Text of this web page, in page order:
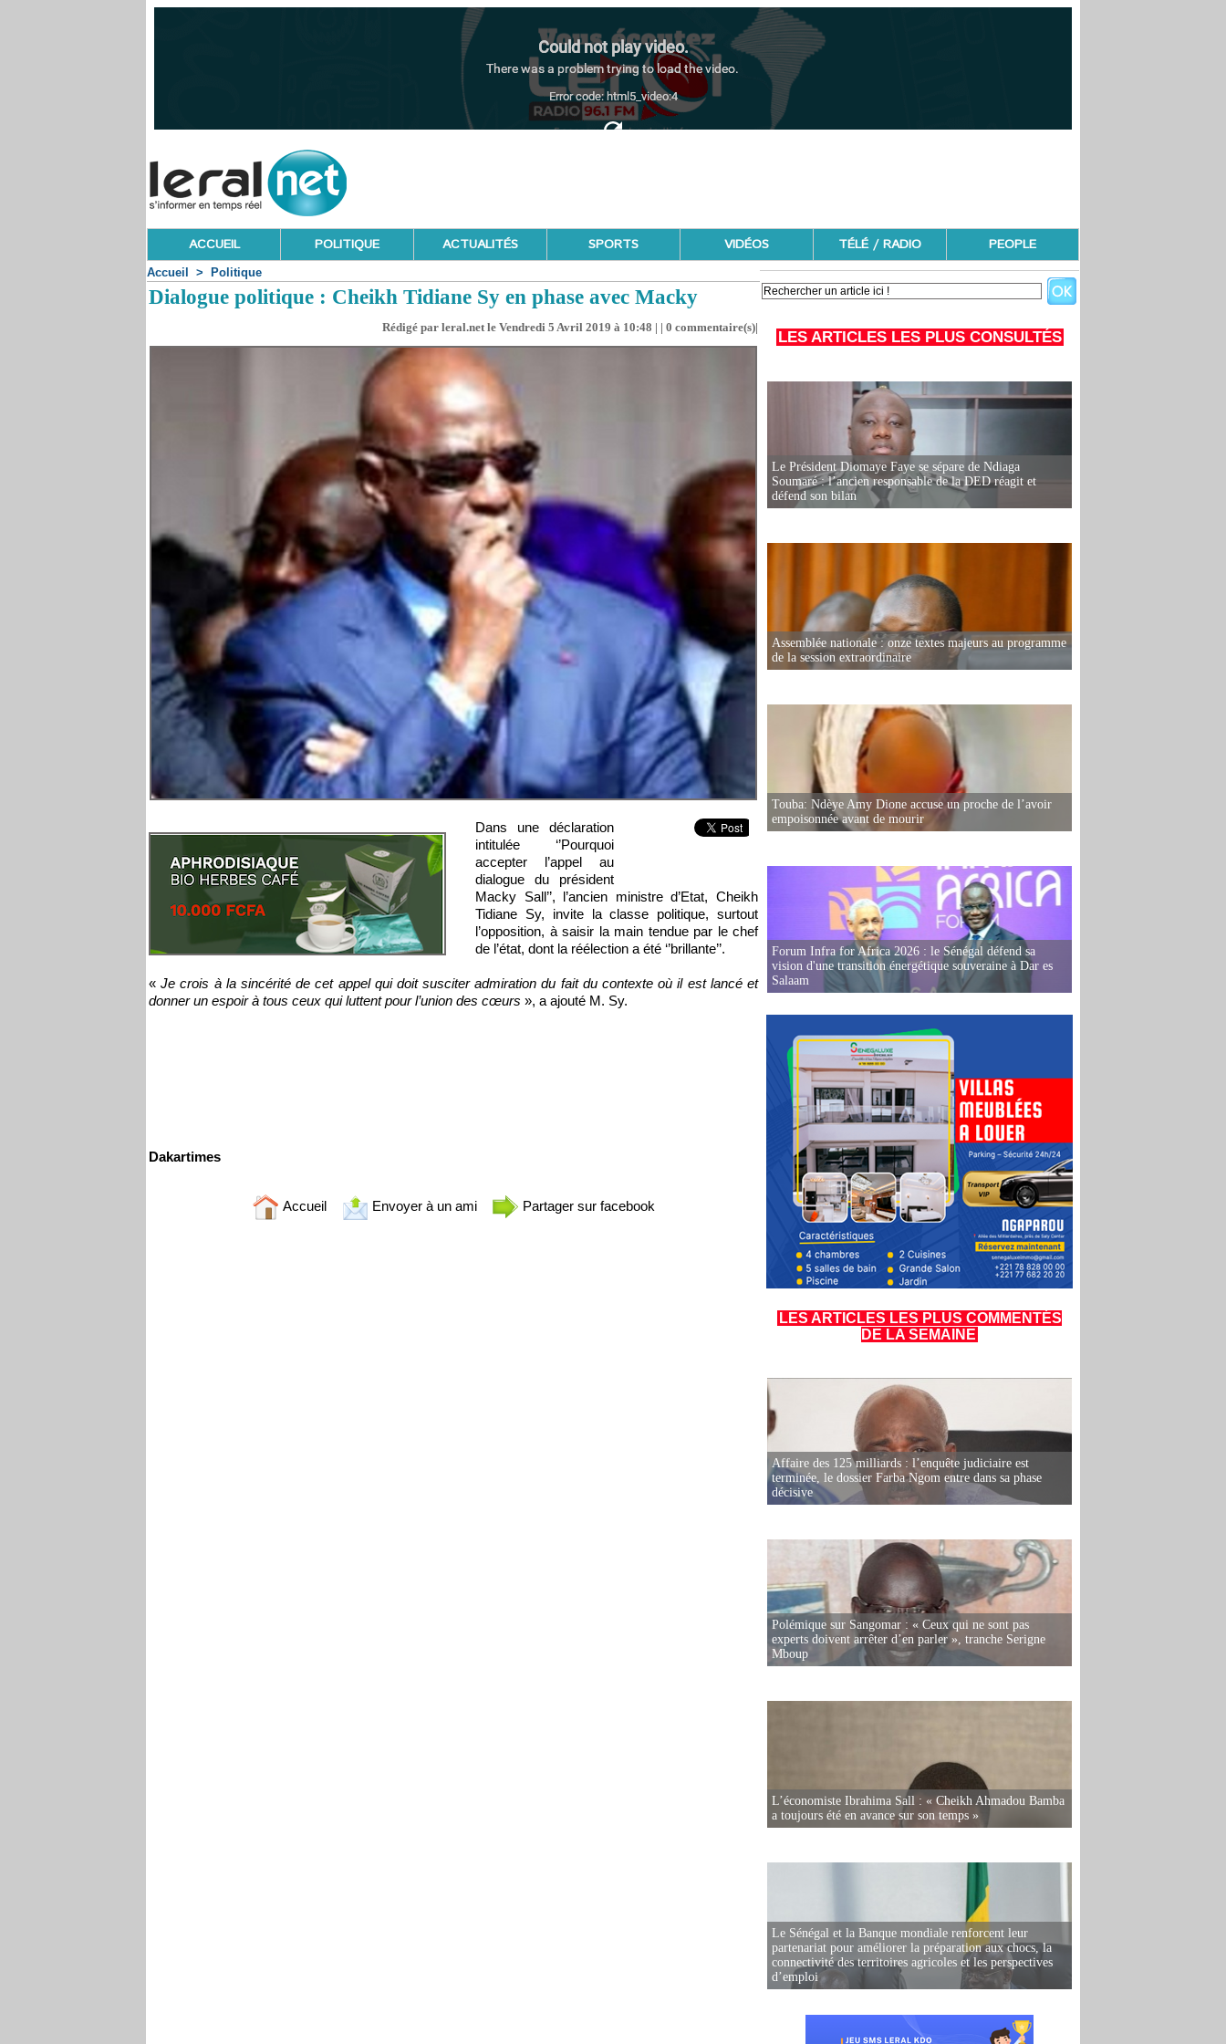
ACCUEIL POLITIQUE ACTUALITÉS SPORTS VIDÉOS TÉLÉ / RADIO PEOPLE
Accueil > Politique
Dialogue politique : Cheikh Tidiane Sy en phase avec Macky
Rédigé par leral.net le Vendredi 5 Avril 2019 à 10:48 | | 0 commentaire(s)|
Dans une déclaration
intitulée ‘’Pourquoi
accepter l’appel au
dialogue du président
Macky Sall’’, l’ancien ministre d’Etat, Cheikh
Tidiane Sy, invite la classe politique, surtout
l’opposition, à saisir la main tendue par le chef
de l’état, dont la réélection a été ‘’brillante’’.
«Je crois à la sincérité de cet appel qui doit susciter admiration du fait du contexte où il est lancé et
donner un espoir à tous ceux qui luttent pour l’union des cœurs », a ajouté M. Sy.
Dakartimes
Accueil Envoyer à un ami Partager sur facebook
LES ARTICLES LES PLUS CONSULTÉS
Le Président Diomaye Faye se sépare de Ndiaga
Soumaré : l’ancien responsable de la DED réagit et
défend son bilan
Assemblée nationale : onze textes majeurs au programme
de la session extraordinaire
Touba: Ndèye Amy Dione accuse un proche de l’avoir
empoisonnée avant de mourir
Forum Infra for Africa 2026 : le Sénégal défend sa
vision d'une transition énergétique souveraine à Dar es
Salaam
LES ARTICLES LES PLUS COMMENTÉS
DE LA SEMAINE
Affaire des 125 milliards : l’enquête judiciaire est
terminée, le dossier Farba Ngom entre dans sa phase
décisive
Polémique sur Sangomar : « Ceux qui ne sont pas
experts doivent arrêter d’en parler », tranche Serigne
Mboup
L’économiste Ibrahima Sall : « Cheikh Ahmadou Bamba
a toujours été en avance sur son temps »
Le Sénégal et la Banque mondiale renforcent leur
partenariat pour améliorer la préparation aux chocs, la
connectivité des territoires agricoles et les perspectives
d’emploi